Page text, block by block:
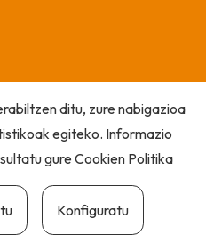
ditu, zure nabigazioa
egiteko. Informazio
gureCookien Politika
Konfiguratu